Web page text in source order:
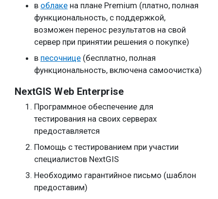
в облаке на плане Premium (платно, полная
функциональность, с поддержкой,
возможен перенос результатов на свой
сервер при принятии решения о покупке)
в песочнице (бесплатно, полная
функциональность, включена самоочистка)
NextGIS Web Enterprise
Программное обеспечение для
тестирования на своих серверах
предоставляется
Помощь с тестированием при участии
специалистов NextGIS
Необходимо гарантийное письмо (шаблон
предоставим)